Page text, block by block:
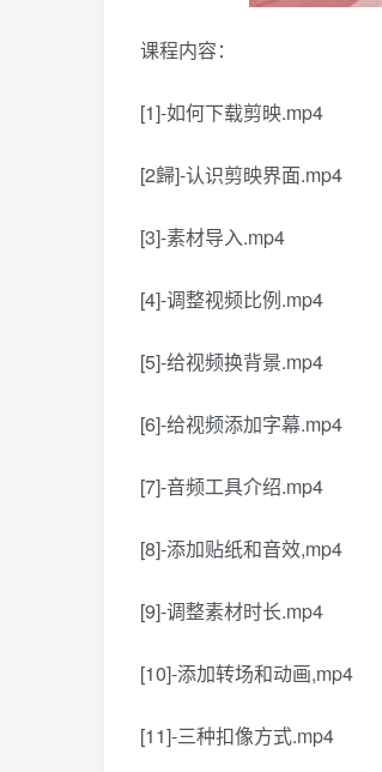
课程内容：
[1]-如何下载剪映.mp4
[2歸]-认识剪映界面.mp4
[3]-素材导入.mp4
[4]-调整视频比例.mp4
[5]-给视频换背景.mp4
[6]-给视频添加字幕.mp4
[7]-音频工具介绍.mp4
[8]-添加贴纸和音效,mp4
[9]-调整素材时长.mp4
[10]-添加转场和动画,mp4
[11]-三种扣像方式.mp4